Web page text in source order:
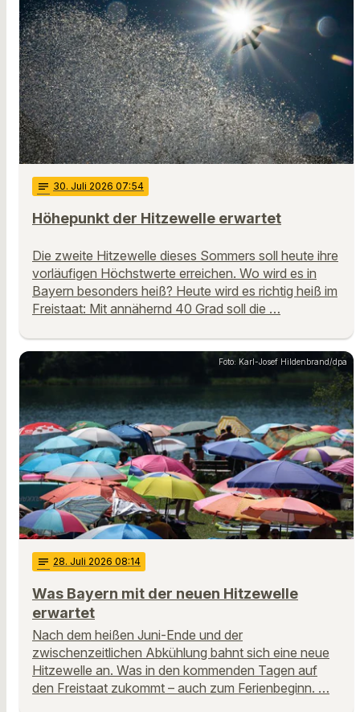
notes 30. Juli 2026 07:54
Höhepunkt der Hitzewelle erwartet
Die zweite Hitzewelle dieses Sommers soll heute ihre
vorläufigen Höchstwerte erreichen. Wo wird es in
Bayern besonders heiß? Heute wird es richtig heiß im
Freistaat: Mit annähernd 40 Grad soll die …
Foto: Karl-Josef Hildenbrand/dpa
notes 28. Juli 2026 08:14
Was Bayern mit der neuen Hitzewelle
erwartet
Nach dem heißen Juni-Ende und der
zwischenzeitlichen Abkühlung bahnt sich eine neue
Hitzewelle an. Was in den kommenden Tagen auf
den Freistaat zukommt – auch zum Ferienbeginn. …